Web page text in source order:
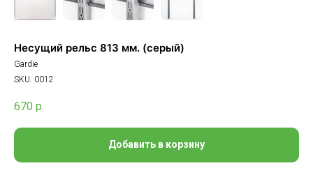
Несущий рельс 813 мм. (серый)
Gardie
SKU: 0012
670 р.
Добавить в корзину